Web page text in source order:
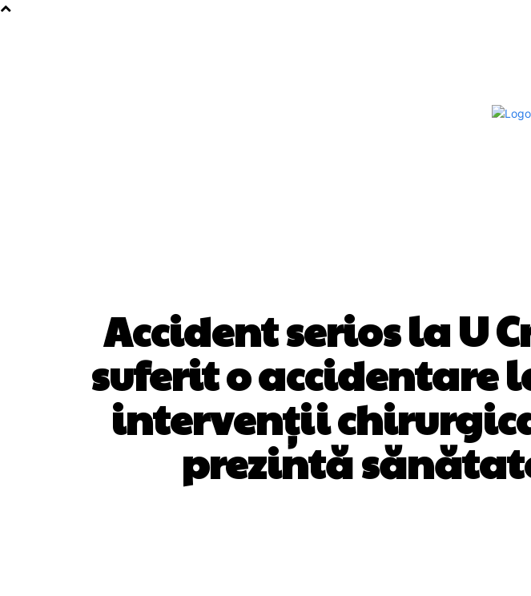
Accident serios la U
suferit o accidentare
intervenții
prezintă